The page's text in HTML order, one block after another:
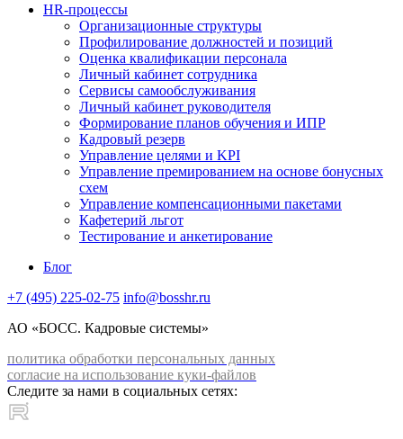
HR-процессы
Организационные структуры
Профилирование должностей и позиций
Оценка квалификации персонала
Личный кабинет сотрудника
Сервисы самообслуживания
Личный кабинет руководителя
Формирование планов обучения и ИПР
Кадровый резерв
Управление целями и KPI
Управление премированием на основе бонусных
схем
Управление компенсационными пакетами
Кафетерий льгот
Тестирование и анкетирование
Блог
+7 (495) 225-02-75 info@bosshr.ru
АО «БОСС. Кадровые системы»
политика обработки персональных данных
согласие на использование куки-файлов
Следите за нами в социальных сетях: